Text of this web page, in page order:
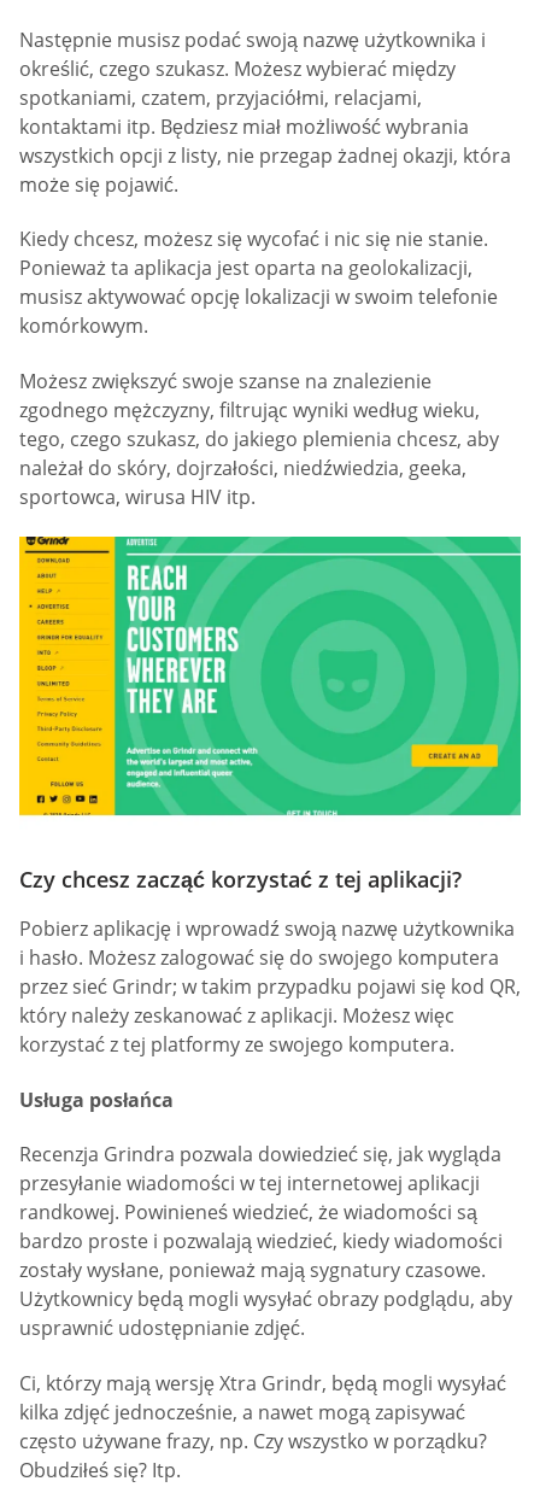
Następnie musisz podać swoją nazwę użytkownika i
określić, czego szukasz. Możesz wybierać między
spotkaniami, czatem, przyjaciółmi, relacjami,
kontaktami itp. Będziesz miał możliwość wybrania
wszystkich opcji z listy, nie przegap żadnej okazji, która
może się pojawić.
Kiedy chcesz, możesz się wycofać i nic się nie stanie.
Ponieważ ta aplikacja jest oparta na geolokalizacji,
musisz aktywować opcję lokalizacji w swoim telefonie
komórkowym.
Możesz zwiększyć swoje szanse na znalezienie
zgodnego mężczyzny, filtrując wyniki według wieku,
tego, czego szukasz, do jakiego plemienia chcesz, aby
należał do skóry, dojrzałości, niedźwiedzia, geeka,
sportowca, wirusa HIV itp.
Czy chcesz zacząć korzystać z tej aplikacji?
Pobierz aplikację i wprowadź swoją nazwę użytkownika
i hasło. Możesz zalogować się do swojego komputera
przez sieć Grindr; w takim przypadku pojawi się kod QR,
który należy zeskanować z aplikacji. Możesz więc
korzystać z tej platformy ze swojego komputera.
Usługa posłańca
Recenzja Grindra pozwala dowiedzieć się, jak wygląda
przesyłanie wiadomości w tej internetowej aplikacji
randkowej. Powinieneś wiedzieć, że wiadomości są
bardzo proste i pozwalają wiedzieć, kiedy wiadomości
zostały wysłane, ponieważ mają sygnatury czasowe.
Użytkownicy będą mogli wysyłać obrazy podglądu, aby
usprawnić udostępnianie zdjęć.
Ci, którzy mają wersję Xtra Grindr, będą mogli wysyłać
kilka zdjęć jednocześnie, a nawet mogą zapisywać
często używane frazy, np. Czy wszystko w porządku?
Obudziłeś się? Itp.